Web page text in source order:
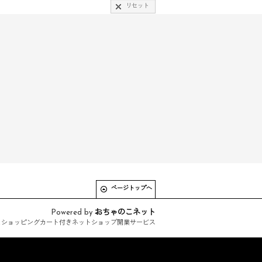
リセット
ページトップへ
Powered by おちゃのこネット
ョッピングカート付きネットショップ開業サービス